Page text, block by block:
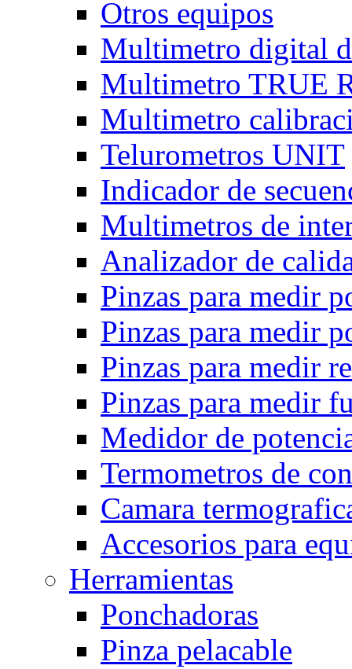
Otros equipos
Multimetro digital
Multimetro TRUE
Multimetro
Telurometros UNIT
Indicador de
Multimetros de
Analizador de
Pinzas para medir
Pinzas para medir
Pinzas para medir
Pinzas para medir
Medidor de
Termometros de
Camara
Accesorios para
Herramientas
Ponchadoras
Pinza pelacable